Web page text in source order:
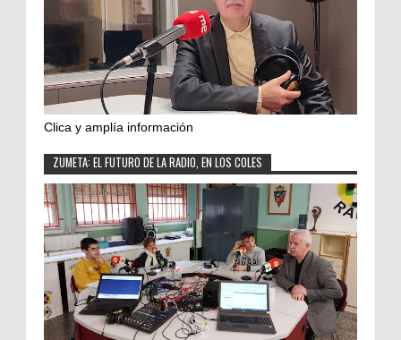
Clica y amplía información
ZUMETA: EL FUTURO DE LA RADIO, EN LOS COLES